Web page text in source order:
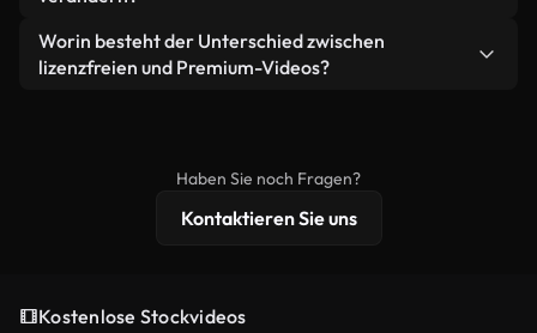
weiterverbreiten.
Videomaterial.
Ja. Sie dürfen unsere Videos gerne kürzen,
bearbeiten oder neu zusammenstellen. Achten Sie
Worin besteht der Unterschied zwischen
lizenzfreien und Premium-Videos?
erweiterten Lizenzschutz bieten.
Haben Sie noch Fragen?
Kontaktieren Sie uns
Kostenlose Stockvideos